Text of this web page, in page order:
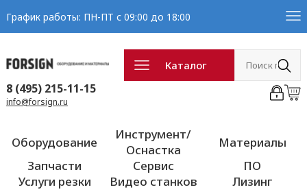
График работы: ПН-ПТ с 09:00 до 18:00
Каталог
8 (495) 215-11-15
info@forsign.ru
Оборудование
Инструмент/
Оснастка
Материалы
Запчасти
Сервис
ПО
Услуги резки
Видео станков Лизинг